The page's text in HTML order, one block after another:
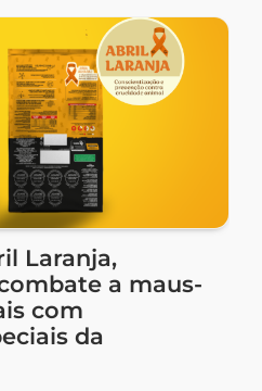
Laranja,
a maus-
com
da